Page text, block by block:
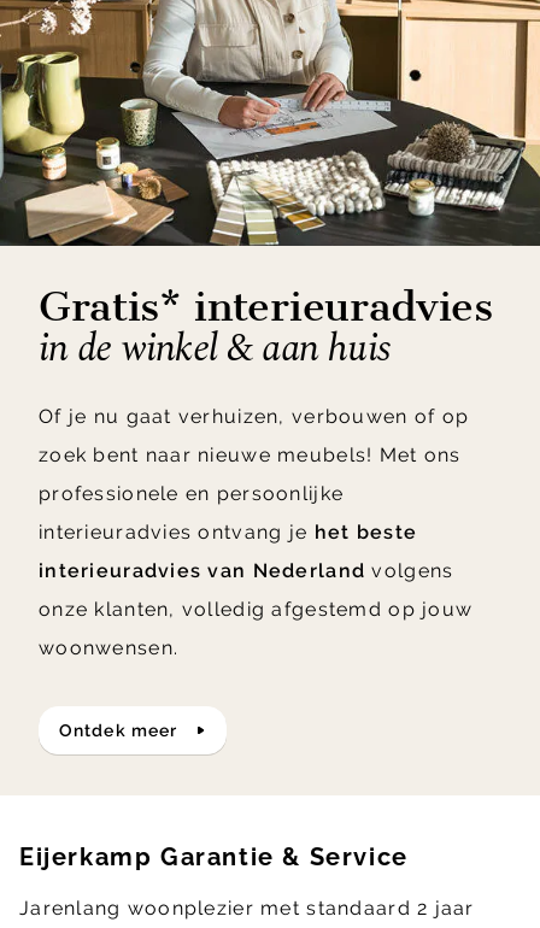
Gratis* interieuradvies
in de winkel & aan huis
Of je nu gaat verhuizen, verbouwen of op
zoek bent naar nieuwe meubels! Met ons
professionele en persoonlijke
interieuradvies ontvang je het beste
interieuradvies van Nederland volgens
onze klanten, volledig afgestemd op jouw
woonwensen.
ontdek meer
Eijerkamp Garantie & Service
Jarenlang woonplezier met standaard 2 jaar